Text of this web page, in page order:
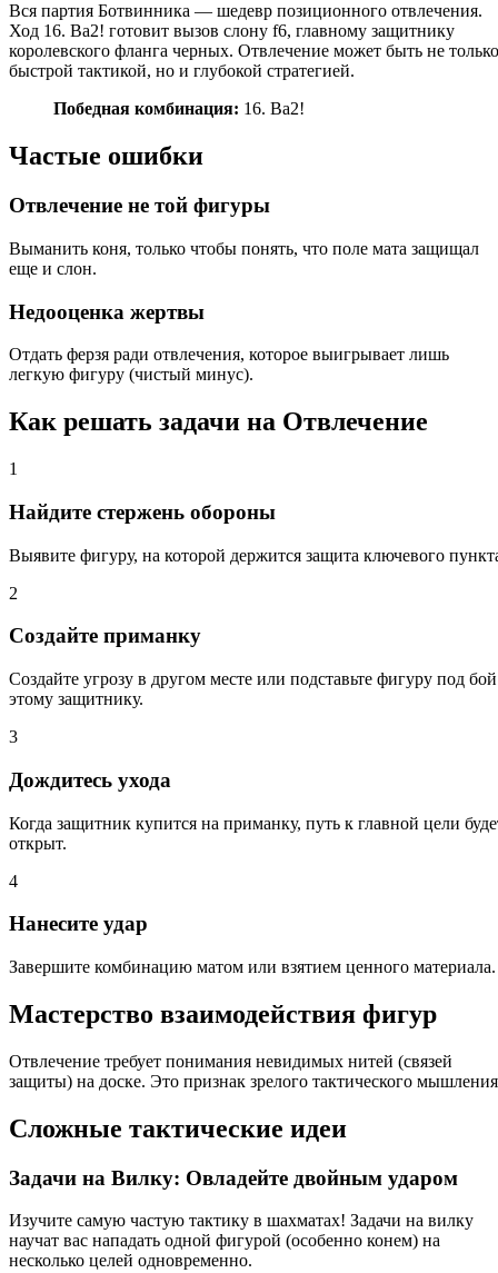
Вся партия Ботвинника — шедевр позиционного отвлечения.
Ход 16. Ba2! готовит вызов слону f6, главному защитнику
королевского фланга черных. Отвлечение может быть не только
быстрой тактикой, но и глубокой стратегией.
Победная комбинация: 16. Ba2!
Частые ошибки
Отвлечение не той фигуры
Выманить коня, только чтобы понять, что поле мата защищал
еще и слон.
Недооценка жертвы
Отдать ферзя ради отвлечения, которое выигрывает лишь
легкую фигуру (чистый минус).
Как решать задачи на Отвлечение
1
Найдите стержень обороны
Выявите фигуру, на которой держится защита ключевого
2
Создайте приманку
Создайте угрозу в другом месте или подставьте фигуру под бой
этому защитнику.
3
Дождитесь ухода
Когда защитник купится на приманку, путь к главной цели
открыт.
4
Нанесите удар
Завершите комбинацию матом или взятием ценного материала.
Мастерство взаимодействия фигур
Отвлечение требует понимания невидимых нитей (связей
защиты) на доске. Это признак зрелого тактического
Сложные тактические идеи
Задачи на Вилку: Овладейте двойным ударом
Изучите самую частую тактику в шахматах! Задачи на вилку
научат вас нападать одной фигурой (особенно конем) на
несколько целей одновременно.